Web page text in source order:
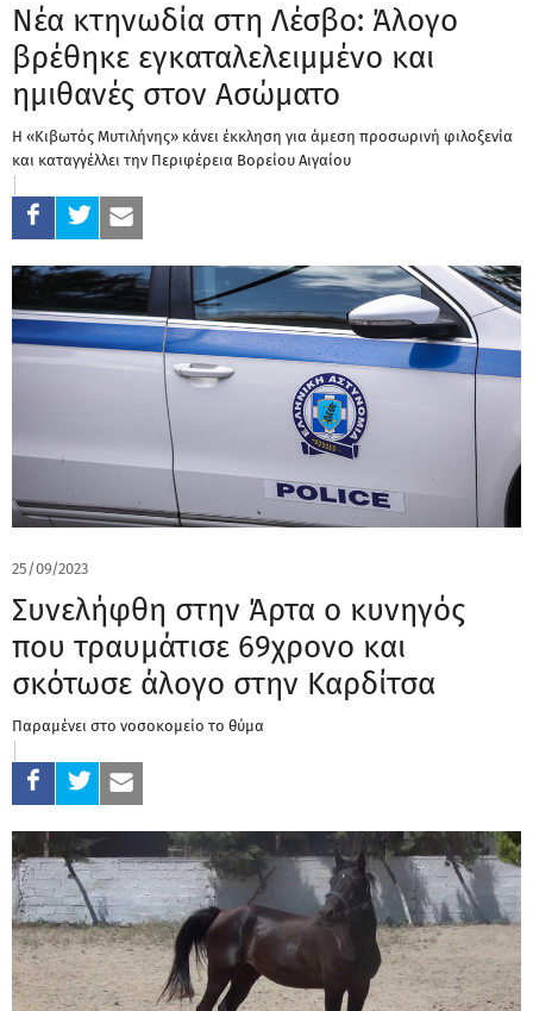
Νέα κτηνωδία στη Λέσβο: Άλογο
βρέθηκε εγκαταλελειμμένο και
ημιθανές στον Ασώματο
Η «Κιβωτός Μυτιλήνης» κάνει έκκληση για άμεση προσωρινή φιλοξενία
και καταγγέλλει την Περιφέρεια Βορείου Αιγαίου
25/09/2023
Συνελήφθη στην Άρτα ο κυνηγός
που τραυμάτισε 69χρονο και
σκότωσε άλογο στην Καρδίτσα
Παραμένει στο νοσοκομείο το θύμα